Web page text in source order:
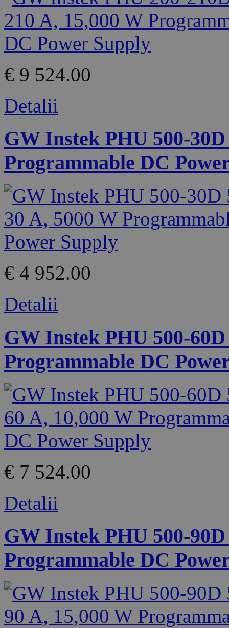
€ 9 524.00
Detalii
GW Instek PHU 500-
Programmable DC
€ 4 952.00
Detalii
GW Instek PHU 500-
Programmable DC
€ 7 524.00
Detalii
GW Instek PHU 500-
Programmable DC